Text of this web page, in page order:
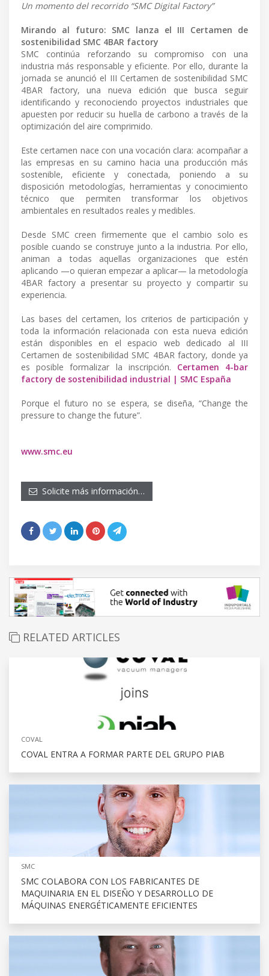
Un momento del recorrido “SMC Digital Factory”
Mirando al futuro: SMC lanza el III Certamen de
sostenibilidad SMC 4BAR factory
SMC continúa reforzando su compromiso con una
industria más responsable y eficiente. Por ello, durante la
jornada se anunció el III Certamen de sostenibilidad SMC
4BAR factory, una nueva edición que busca seguir
identificando y reconociendo proyectos industriales que
apuesten por reducir su huella de carbono a través de la
optimización del aire comprimido.
Este certamen nace con una vocación clara: acompañar a
las empresas en su camino hacia una producción más
sostenible, eficiente y conectada, poniendo a su
disposición metodologías, herramientas y conocimiento
técnico que permiten transformar los objetivos
ambientales en resultados reales y medibles.
Desde SMC creen firmemente que el cambio solo es
posible cuando se construye junto a la industria. Por ello,
animan a todas aquellas organizaciones que estén
aplicando —o quieran empezar a aplicar— la metodología
4BAR factory a presentar su proyecto y compartir su
experiencia.
Las bases del certamen, los criterios de participación y
toda la información relacionada con esta nueva edición
están disponibles en el espacio web dedicado al III
Certamen de sostenibilidad SMC 4BAR factory, donde ya
es posible formalizar la inscripción. Certamen 4-bar
factory de sostenibilidad industrial | SMC España
Porque el futuro no se espera, se diseña, “Change the
pressure to change the future”.
www.smc.eu
Solicite más información…
RELATED ARTICLES
COVAL
COVAL ENTRA A FORMAR PARTE DEL GRUPO PIAB
SMC
SMC COLABORA CON LOS FABRICANTES DE
MAQUINARIA EN EL DISEÑO Y DESARROLLO DE
MÁQUINAS ENERGÉTICAMENTE EFICIENTES